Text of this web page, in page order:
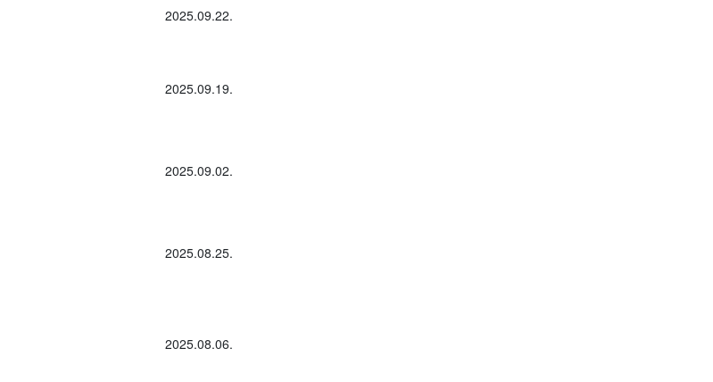
2025.09.22.
2025.09.19.
2025.09.02.
2025.08.25.
2025.08.06.